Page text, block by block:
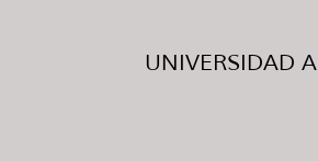
UNIVERSIDAD